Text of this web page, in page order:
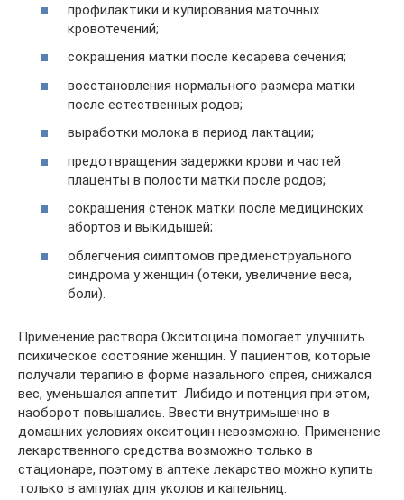
профилактики и купирования маточных
кровотечений;
сокращения матки после кесарева сечения;
восстановления нормального размера матки
после естественных родов;
выработки молока в период лактации;
предотвращения задержки крови и частей
плаценты в полости матки после родов;
сокращения стенок матки после медицинских
абортов и выкидышей;
облегчения симптомов предменструального
синдрома у женщин (отеки, увеличение веса,
боли).
Применение раствора Окситоцина помогает улучшить
психическое состояние женщин. У пациентов, которые
получали терапию в форме назального спрея, снижался
вес, уменьшался аппетит. Либидо и потенция при этом,
наоборот повышались. Ввести внутримышечно в
домашних условиях окситоцин невозможно. Применение
лекарственного средства возможно только в
стационаре, поэтому в аптеке лекарство можно купить
только в ампулах для уколов и капельниц.